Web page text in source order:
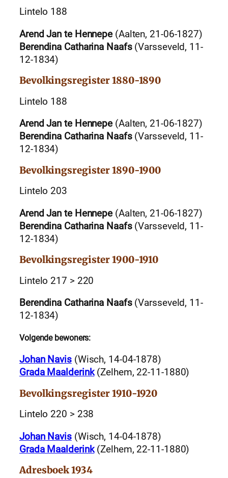
Lintelo 188
Arend Jan te Hennepe(Aalten, 21-06-1827)
Berendina Catharina Naafs(Varsseveld, 11-
12-1834)
Bevolkingsregister 1880-1890
Lintelo 188
Arend Jan te Hennepe(Aalten, 21-06-1827)
Berendina Catharina Naafs(Varsseveld, 11-
12-1834)
Bevolkingsregister 1890-1900
Lintelo 203
Arend Jan te Hennepe(Aalten, 21-06-1827)
Berendina Catharina Naafs(Varsseveld, 11-
12-1834)
Bevolkingsregister 1900-1910
Lintelo 217 > 220
Berendina Catharina Naafs(Varsseveld, 11-
12-1834)
Volgende bewoners:
Johan Navis(Wisch, 14-04-1878)
Grada Maalderink(Zelhem, 22-11-1880)
Bevolkingsregister 1910-1920
Lintelo 220 > 238
Johan Navis(Wisch, 14-04-1878)
Grada Maalderink(Zelhem, 22-11-1880)
Adresboek 1934